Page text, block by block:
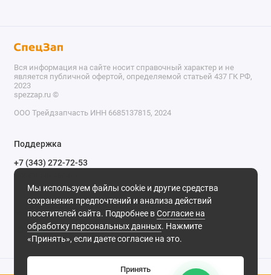
Мы используем файлы cookie и другие средства
сохранения предпочтений и анализа действий
посетителей сайта. Подробнее вСогласие на
обработку персональных данных. Нажмите
«Принять», если даете согласие на это.
Принять
Вся информация на сайте носит справочный характер и не
является публичной офертой, определяемой статьей 437 ГК РФ,
2023
spezzap.ru ©️
ООО Трейдзапчасть ИНН 6685137815, 2024
Поддержка
+7 (343) 272-72-53
Обратный звонок
620030, г. Екатеринбург, ул. Карьерная, д. 14, оф. 14.
Мы в сети